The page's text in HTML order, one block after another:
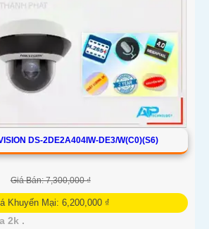
DS-2DE2A404IW-DE3/W(C0)(S6)
Giá Bán: 7,300,000 ₫
Khuyến Mại: 6,200,000 ₫
2k .